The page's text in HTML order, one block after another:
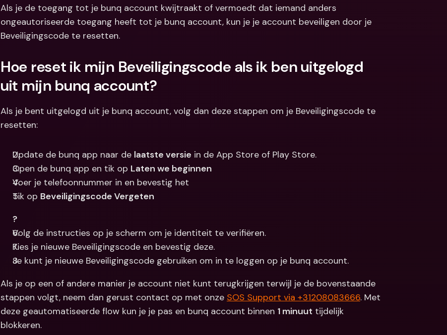
Internationale bankrekeningen
& vreemde valuta
Koppelingen
Internationale bankrekeningen
Als je de toegang tot je bunq account kwijtraakt of vermoedt dat iemand anders
ongeautoriseerde toegang heeft tot je bunq account, kun je je account beveiligen door je
Beveiligingscode te resetten.
Hoe reset ik mijn Beveiligingscode als ik ben uitgelogd
uit mijn bunq account?
Als je bent uitgelogd uit je bunq account, volg dan deze stappen om je Beveiligingscode te
resetten:
Update de bunq app naar de laatste versie in de App Store of Play Store.
Open de bunq app en tik op Laten we beginnen
Voer je telefoonnummer in en bevestig het
Tik op Beveiligingscode Vergeten
?
Volg de instructies op je scherm om je identiteit te verifiëren.
Kies je nieuwe Beveiligingscode en bevestig deze.
Je kunt je nieuwe Beveiligingscode gebruiken om in te loggen op je bunq account.
Als je op een of andere manier je account niet kunt terugkrijgen terwijl je de bovenstaande
stappen volgt, neem dan gerust contact op met onze SOS Support via +31208083666. Met
deze geautomatiseerde flow kun je je pas en bunq account binnen 1 minuut tijdelijk
blokkeren.